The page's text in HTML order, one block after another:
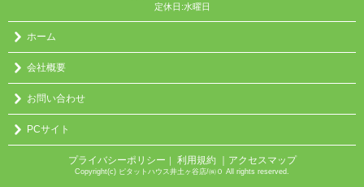
定休日:水曜日
ホーム
会社概要
お問い合わせ
PCサイト
プライバシーポリシー ｜ 利用規約 ｜アクセスマップ
Copyright(c) ピタットハウス井土ヶ谷店/㈱０ All rights reserved.